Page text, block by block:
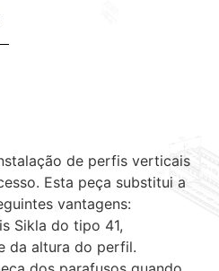
de perfis verticais
Esta peça substitui a
vantagens:
Sikla do tipo 41,
da altura do perfil.